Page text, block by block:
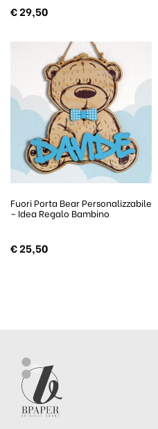
€29,50
Fuori Porta Bear Personalizzabile
– Idea Regalo Bambino
€25,50